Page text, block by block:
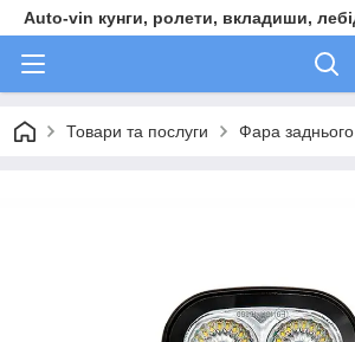
Auto-vin кунги, ролети, вкладиши,
Товари та послуги Фара